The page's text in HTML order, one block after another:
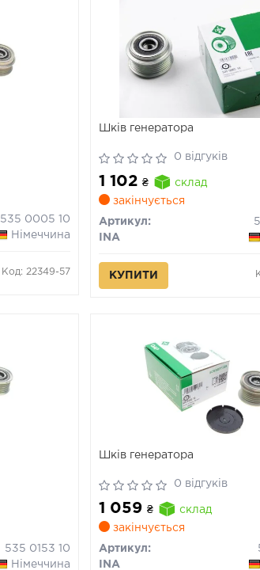
535 0005 10
Німеччина
Код: 22349-57
Шків генератора
0 відгуків
1 102₴
склад
закінчується
Артикул:
INA
КУПИТИ
535 0153 10
Німеччина
Шків генератора
0 відгуків
1 059₴
склад
закінчується
Артикул:
INA